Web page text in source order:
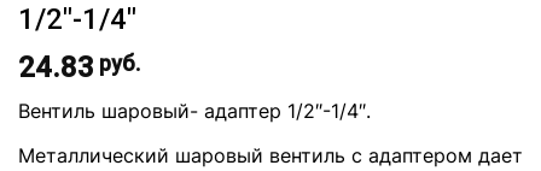
1/2″-1/4″
24.83 руб.
Вентиль шаровый- адаптер 1/2″-1/4″.
Металлический шаровый вентиль с адаптером дает